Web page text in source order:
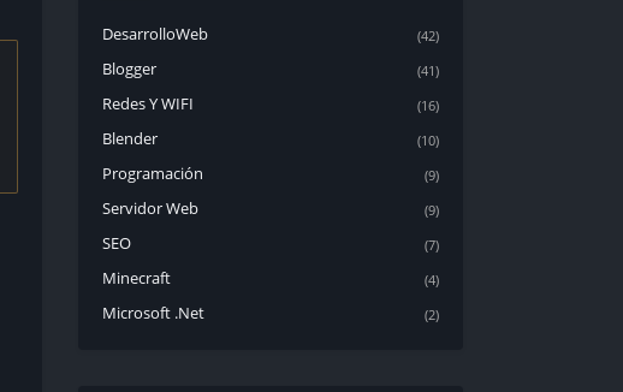
DesarrolloWeb (42)
Blogger (41)
Redes Y WIFI (16)
Blender (10)
Programación (9)
Servidor Web (9)
SEO (7)
Minecraft (4)
Microsoft .Net (2)